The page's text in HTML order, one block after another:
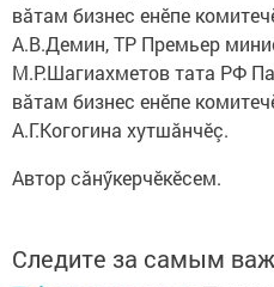
вăтам бизнес енӗпе
А.В.Демин, ТР Премьер
М.Р.Шагиахметов тата РФ
вăтам бизнес енӗпе
А.Г.Когогина хутшăнчӗç.
Автор сăнӳкерчӗкӗсем.
Следите за самым